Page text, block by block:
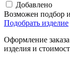
Добавлено
Возможен подбор
Подобрать изделие
Оформление
изделия и